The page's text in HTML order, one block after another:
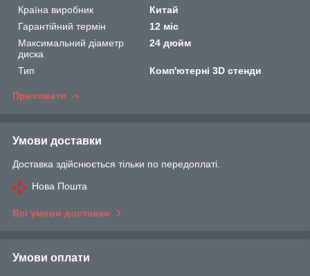
Країна виробник
Китай
Гарантійний термін
12 міс
Максимальний діаметр
диска
24 дюйм
Тип Комп'ютерні 3D стенди
Приховати
Умови доставки
Доставка здійснюється тільки по передоплаті.
Нова Пошта
Всі умови доставки
Умови оплати